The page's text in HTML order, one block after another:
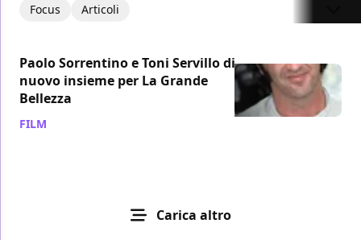
Focus Articoli
Paolo Sorrentino e Toni Servillo di
nuovo insieme per La Grande
Bellezza
FILM
Carica altro